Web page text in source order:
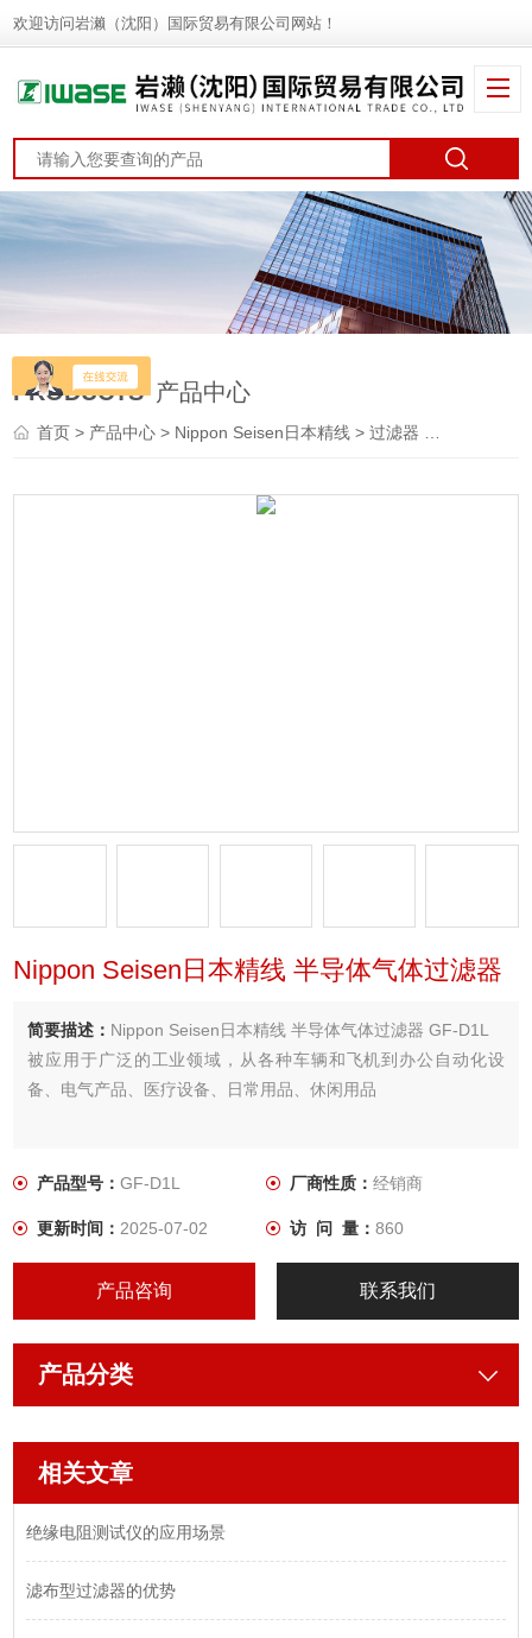
欢迎访问岩濑（沈阳）国际贸易有限公司网站！
PRODUCTS 产品中心
首页> 产品中心 > Nippon Seisen日本精线 >过滤器
Nippon Seisen日本精线 半导体气体过滤器
简要描述： Nippon Seisen日本精线 半导体气体过滤器 GF-D1L
被应用于广泛的工业领域，从各种车辆和飞机到办公自动化设
备、电气产品、医疗设备、日常用品、休闲用品
产品型号：GF-D1L 厂商性质： 经销商
更新时间：2025-07-02 访 问 量： 860
产品咨询 联系我们
产品分类
相关文章
绝缘电阻测试仪的应用场景
滤布型过滤器的优势